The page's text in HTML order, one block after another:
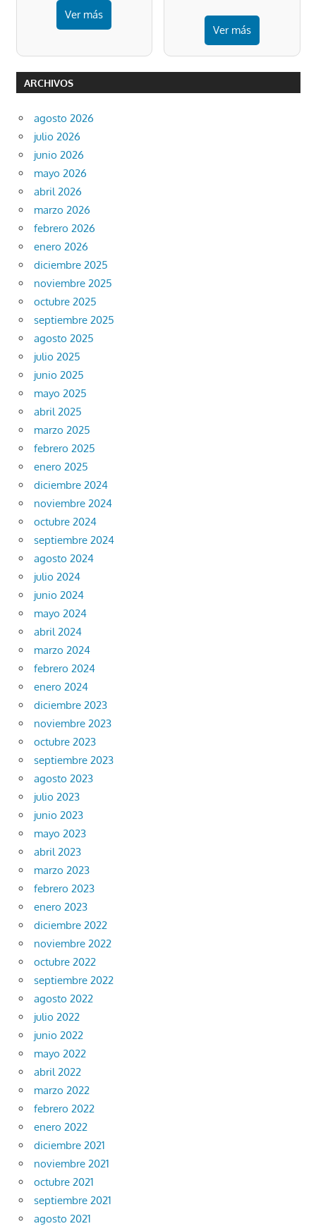
Ver más
Ver más
ARCHIVOS
agosto 2026
julio 2026
junio 2026
mayo 2026
abril 2026
marzo 2026
febrero 2026
enero 2026
diciembre 2025
noviembre 2025
octubre 2025
septiembre 2025
agosto 2025
julio 2025
junio 2025
mayo 2025
abril 2025
marzo 2025
febrero 2025
enero 2025
diciembre 2024
noviembre 2024
octubre 2024
septiembre 2024
agosto 2024
julio 2024
junio 2024
mayo 2024
abril 2024
marzo 2024
febrero 2024
enero 2024
diciembre 2023
noviembre 2023
octubre 2023
septiembre 2023
agosto 2023
julio 2023
junio 2023
mayo 2023
abril 2023
marzo 2023
febrero 2023
enero 2023
diciembre 2022
noviembre 2022
octubre 2022
septiembre 2022
agosto 2022
julio 2022
junio 2022
mayo 2022
abril 2022
marzo 2022
febrero 2022
enero 2022
diciembre 2021
noviembre 2021
octubre 2021
septiembre 2021
agosto 2021